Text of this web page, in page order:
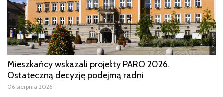
Mieszkańcy wskazali projekty PARO 2026.
Ostateczną decyzję podejmą radni
06 sierpnia 2026